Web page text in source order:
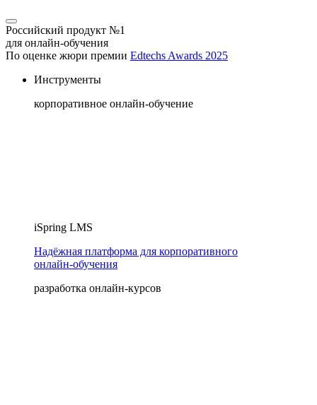
Российский продукт №1
для онлайн-обучения
По оценке жюри премии Edtechs Awards 2025
Инструменты
корпоративное онлайн-обучение
iSpring LMS
Надёжная платформа для корпоративного
онлайн‑обучения
разработка онлайн-курсов